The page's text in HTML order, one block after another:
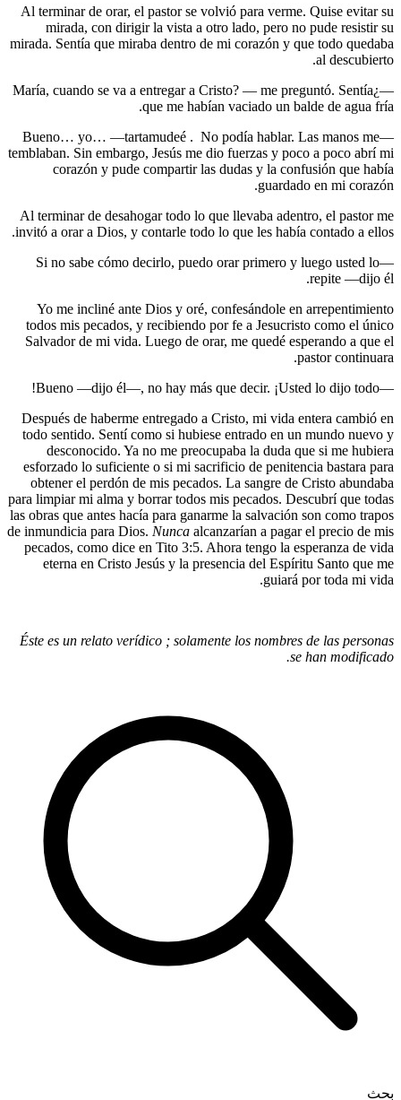
Al
mirada.
—¿María,
temblaban.
Al
invitó a
—Si no
Yo me
todos
Después
todo
obtener
para limpiar
las obras
de
pecados,
Éste es